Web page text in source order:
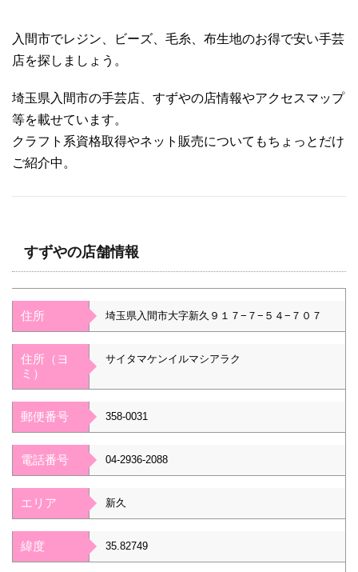
入間市でレジン、ビーズ、毛糸、布生地のお得で安い手芸
店を探しましょう。
埼玉県入間市の手芸店、すずやの店情報やアクセスマップ
等を載せています。
クラフト系資格取得やネット販売についてもちょっとだけ
ご紹介中。
すずやの店舗情報
住所 埼玉県入間市大字新久９１７−７−５４−７０７
住所（ヨ
ミ）
サイタマケンイルマシアラク
郵便番号 358-0031
電話番号 04-2936-2088
エリア 新久
緯度 35.82749